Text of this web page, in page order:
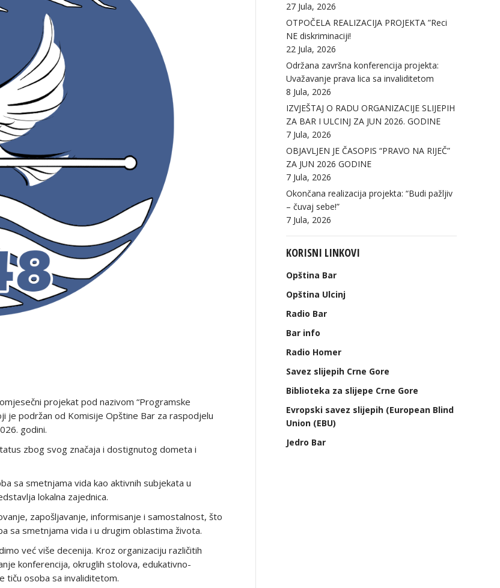
projekat pod nazivom “Programske
je podržan od Komisije Opštine Bar za raspodjelu
godini.
zbog svog značaja i dostignutog dometa i
sa smetnjama vida kao aktivnih subjekata u
lokalna zajednica.
zapošljavanje, informisanje i samostalnost, što
sa smetnjama vida i u drugim oblastima života.
već više decenija. Kroz organizaciju različitih
konferencija, okruglih stolova, edukativno-
tiču osoba sa invaliditetom.
27 Jula, 2026
OTPOČELA REALIZACIJA PROJEKTA ”Reci
NE diskriminaciji!
22 Jula, 2026
Održana završna konferencija projekta:
Uvažavanje prava lica sa invaliditetom
8 Jula, 2026
IZVJEŠTAJ O RADU ORGANIZACIJE SLIJEPIH
ZA BAR I ULCINJ ZA JUN 2026. GODINE
7 Jula, 2026
OBJAVLJEN JE ČASOPIS “PRAVO NA RIJEČ”
ZA JUN 2026 GODINE
7 Jula, 2026
Okončana realizacija projekta: “Budi pažljiv
– čuvaj sebe!”
7 Jula, 2026
KORISNI LINKOVI
Opština Bar
Opština Ulcinj
Radio Bar
Bar info
Radio Homer
Savez slijepih Crne Gore
Biblioteka za slijepe Crne Gore
Evropski savez slijepih (European Blind
Union (EBU)
Jedro Bar